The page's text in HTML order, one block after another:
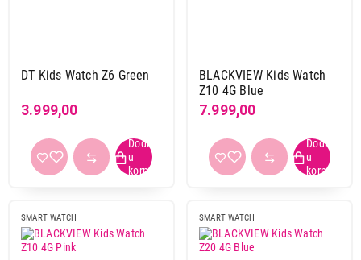
DT Kids Watch Z6 Green
3.999,00
BLACKVIEW Kids Watch
Z10 4G Blue
7.999,00
SMART WATCH SMART WATCH